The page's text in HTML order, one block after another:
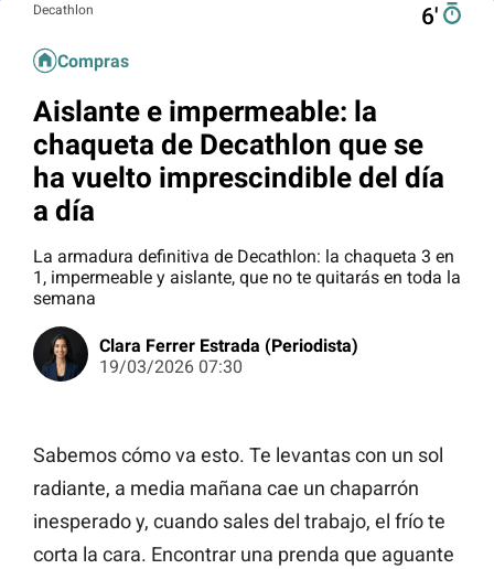
Decathlon 6′
Compras
Aislante e impermeable: la
chaqueta de Decathlon que se
ha vuelto imprescindible del día
a día
La armadura definitiva de Decathlon: la chaqueta 3 en
1, impermeable y aislante, que no te quitarás en toda la
semana
Clara Ferrer Estrada (Periodista)
19/03/2026 07:30
Sabemos cómo va esto. Te levantas con un sol
radiante, a media mañana cae un chaparrón
inesperado y, cuando sales del trabajo, el frío te
corta la cara. Encontrar una prenda que aguante